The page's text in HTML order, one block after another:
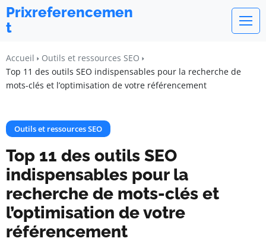
Prixreferencemen
t
Accueil
Outils et ressources SEO
Top 11 des outils SEO indispensables pour la recherche de
mots-clés et l’optimisation de votre référencement
Outils et ressources SEO
Top 11 des outils SEO
indispensables pour la
recherche de mots-clés et
l’optimisation de votre
référencement